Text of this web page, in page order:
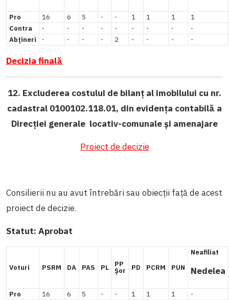
Pro 16 6 5 - - 1 1 1
1
Contra
- - - - - - - -
-
Abțineri
- - - - 2 - - - -
Decizia finală
12. Excluderea costului de bilanț al imobilului cu nr.
cadastral 0100102.118.01, din evidența contabilă a
Direcției generale locativ-comunale și amenajare
Proiect de decizie
Consilierii nu au avut întrebări sau obiecții față de acest
proiect de decizie.
Statut: Aprobat
Voturi PSRM DA PAS PL PP
Șor PD PCRM PUN
Neafiliat
Nedelea
Pro 16 6 5 - - 1 1 1
-